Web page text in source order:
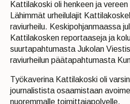
Kattilakoski oli henkeen ja
Lähimmät urheilulajit
raviurheilu. Keskipohjanmaassa
Kattilakosken reportaaseja ja
suurtapahtumasta Jukolan
raviurheilun päätapahtumasta
Työkaverina Kattilakoski oli
journalistista osaamistaan
nuoremmalle toimittajapolvelle.